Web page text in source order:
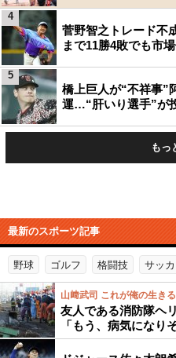
菅野智之トレード不
まで11勝4敗でも市
4
橋上巨人が“不祥事”
運…“肝いり選手”が
5
もっ
最新のスポーツ記事
野球 ゴルフ 格闘技 サッ
山﨑武司 これが俺の生き
友人である消防隊ヘ
「もう、病気になり